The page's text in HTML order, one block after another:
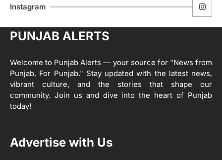
5
ਮੋਦੀ ਜੀ ਪੁਲਿਸ ਦੇ ਦਮ ‘ਤੇ ਨੈਸ਼ਨਲ ਟਾਊਨਹਾਲ
ਅਗੇਂਸਟ ਈ-20 ਨੂੰ ਰੋਕਣ ਦੀ ਕੋਸ਼ਿਸ਼ ਕਰ ਰਹੇ
ਹਨ- ਕੇਜਰੀਵਾਲ
Editor
ਸ੍ਰੀ ਗੁਰੂ ਰਵਿਦਾਸ ਜੀ ਦੇ ਜੀਵਨ ਤੇ ਆਧਾਰਿਤ
Editor
2
ਖੇਤੀਬਾੜੀ ਵਿਭਾਗ ਵੱਲੋਂ ‘ਮਿਸ਼ਨ ਫਾਰ ਕਾਟਨ
ਪ੍ਰੋਡਕਟੀਵਿਟੀ’ ਅਧੀਨ ਪਿੰਡ ਬਧਾਈ ਵਿਖੇ ‘ਖੇਤ
ਰਾਸ਼ਟਰੀ ਮਨੁੱਖੀ ਅਧਿਕਾਰ ਕਮਿਸ਼ਨ ਦੇ ਮੈਂਬਰ
Instagram
PUNJAB ALERTS
Welcome to Punjab Alerts — your source for "News from
Punjab, For Punjab." Stay updated with the latest news,
vibrant culture, and the stories that shape our
community. Join us and dive into the heart of Punjab
today!
Advertise with Us